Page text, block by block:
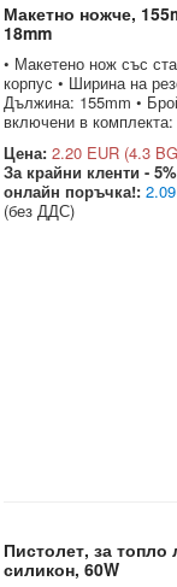
Макетно ножче,
18mm
• Макетено нож със
корпус • Ширина на
Дължина: 155mm •
включени в
Цена: 2.20 EUR (4.3
За крайни кленти -
онлайн поръчка!:
(без ДДС)
Пистолет, за топло
силикон, 60W